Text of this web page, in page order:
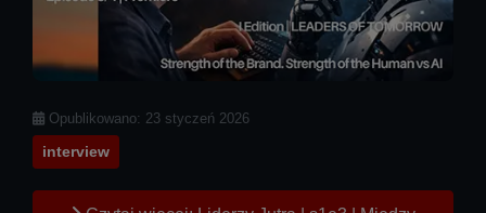
Szczegóły
Opublikowano: 23 styczeń 2026
interview